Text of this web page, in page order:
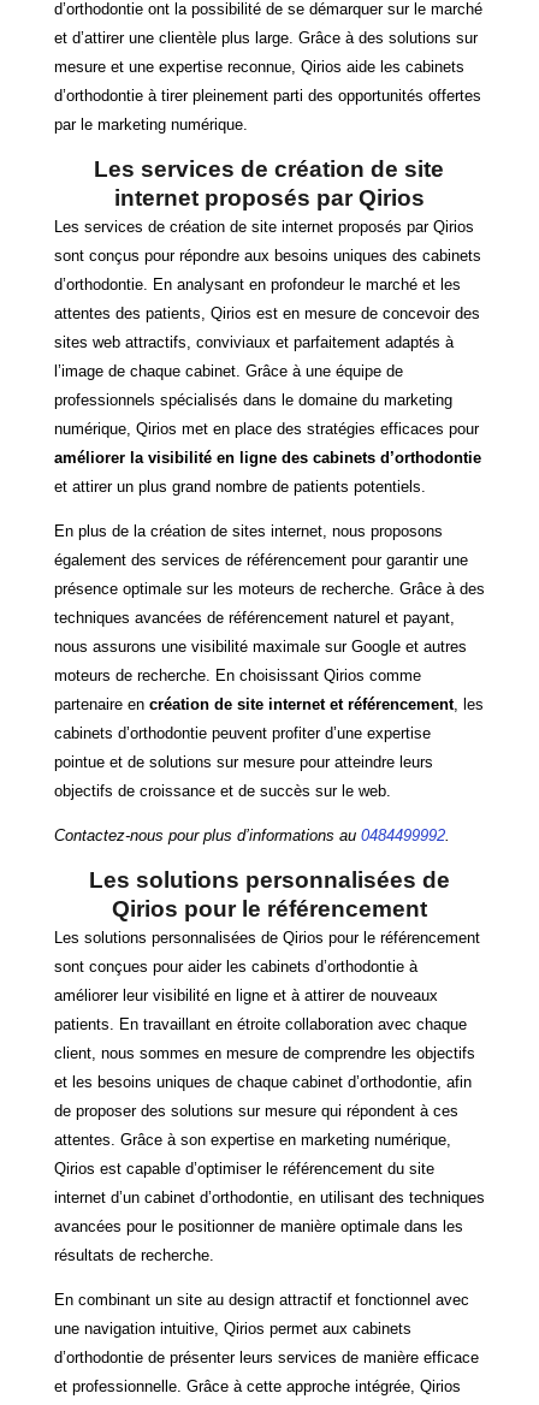
d’orthodontie ont la possibilité de se démarquer sur le marché
et d’attirer une clientèle plus large. Grâce à des solutions sur
mesure et une expertise reconnue, Qirios aide les cabinets
d’orthodontie à tirer pleinement parti des opportunités offertes
par le marketing numérique.
Les services de création de site
internet proposés par Qirios
Les services de création de site internet proposés par Qirios
sont conçus pour répondre aux besoins uniques des cabinets
d’orthodontie. En analysant en profondeur le marché et les
attentes des patients, Qirios est en mesure de concevoir des
sites web attractifs, conviviaux et parfaitement adaptés à
l’image de chaque cabinet. Grâce à une équipe de
professionnels spécialisés dans le domaine du marketing
numérique, Qirios met en place des stratégies efficaces pour
améliorer la visibilité en ligne des cabinets d’orthodontie
et attirer un plus grand nombre de patients potentiels.
En plus de la création de sites internet, nous proposons
également des services de référencement pour garantir une
présence optimale sur les moteurs de recherche. Grâce à des
techniques avancées de référencement naturel et payant,
nous assurons une visibilité maximale sur Google et autres
moteurs de recherche. En choisissant Qirios comme
partenaire en création de site internet et référencement, les
cabinets d’orthodontie peuvent profiter d’une expertise
pointue et de solutions sur mesure pour atteindre leurs
objectifs de croissance et de succès sur le web.
Contactez-nous pour plus d’informations au 0484499992.
Les solutions personnalisées de
Qirios pour le référencement
Les solutions personnalisées de Qirios pour le référencement
sont conçues pour aider les cabinets d’orthodontie à
améliorer leur visibilité en ligne et à attirer de nouveaux
patients. En travaillant en étroite collaboration avec chaque
client, nous sommes en mesure de comprendre les objectifs
et les besoins uniques de chaque cabinet d’orthodontie, afin
de proposer des solutions sur mesure qui répondent à ces
attentes. Grâce à son expertise en marketing numérique,
Qirios est capable d’optimiser le référencement du site
internet d’un cabinet d’orthodontie, en utilisant des techniques
avancées pour le positionner de manière optimale dans les
résultats de recherche.
En combinant un site au design attractif et fonctionnel avec
une navigation intuitive, Qirios permet aux cabinets
d’orthodontie de présenter leurs services de manière efficace
et professionnelle. Grâce à cette approche intégrée, Qirios